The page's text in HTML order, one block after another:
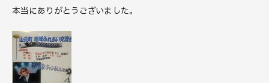
本当にありがとうございました。